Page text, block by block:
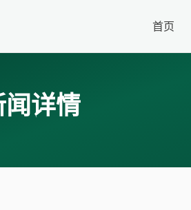
首页
闻详情